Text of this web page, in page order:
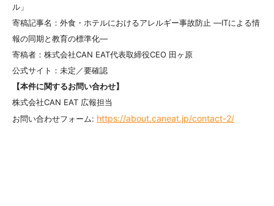
ル」
寄稿記事名：外食・ホテルにおけるアレルギー事故防止 ―ITによる情
報の同期と教育の標準化―
寄稿者：株式会社CAN EAT代表取締役CEO 田ヶ原
公式サイト：未定／要確認
【本件に関するお問い合わせ】
株式会社CAN EAT 広報担当
お問い合わせフォーム: https://about.caneat.jp/contact-2/